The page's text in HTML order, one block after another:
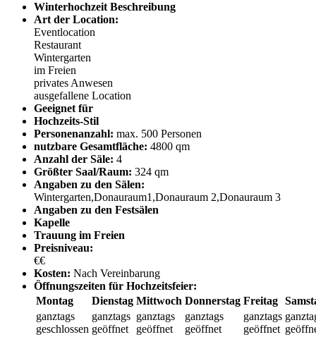
Winterhochzeit Beschreibung
Art der Location:
Eventlocation
Restaurant
Wintergarten
im Freien
privates Anwesen
ausgefallene Location
Geeignet für
Hochzeits-Stil
Personenanzahl: max. 500 Personen
nutzbare Gesamtfläche: 4800 qm
Anzahl der Säle: 4
Größter Saal/Raum: 324 qm
Angaben zu den Sälen:
Wintergarten,Donauraum1,Donauraum 2,Donauraum 3
Angaben zu den Festsälen
Kapelle
Trauung im Freien
Preisniveau:
€€
Kosten: Nach Vereinbarung
Öffnungszeiten für Hochzeitsfeier:
Montag
Dienstag Mittwoch Donnerstag Freitag
ganztags
geschlossen
ganztags
geöffnet
ganztags
geöffnet
ganztags
geöffnet
ganztags
geöffnet